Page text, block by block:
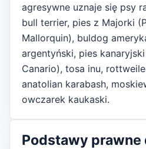
agresywne uznaje się psy
bull terrier, pies z Majorki
Mallorquin), buldog
argentyński, pies
Canario), tosa inu,
anatolian karabash,
owczarek kaukaski.
Podstawy prawne